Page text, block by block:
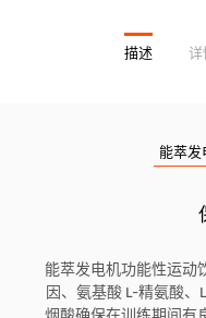
描述 详
能萃发
能萃发电机功能性运动
因、氨基酸 L-精氨酸